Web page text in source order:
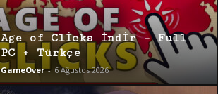
Age of Clicks İndir – Full
PC + Türkçe
GameOver - 6 Ağustos 2026